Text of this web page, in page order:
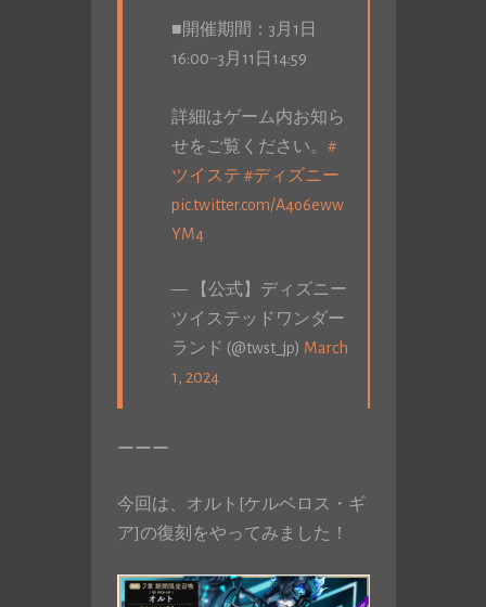
■開催期間：3月1日
16:00~3月11日14:59
詳細はゲーム内お知ら
せをご覧ください。 #
ツイステ #ディズニー
pic.twitter.com/A4o6eww
YM4
— 【公式】ディズニー
ツイステッドワンダー
ランド (@twst_jp) March
1, 2024
ーーー
今回は、オルト[ケルベロス・ギ
ア]の復刻をやってみました！